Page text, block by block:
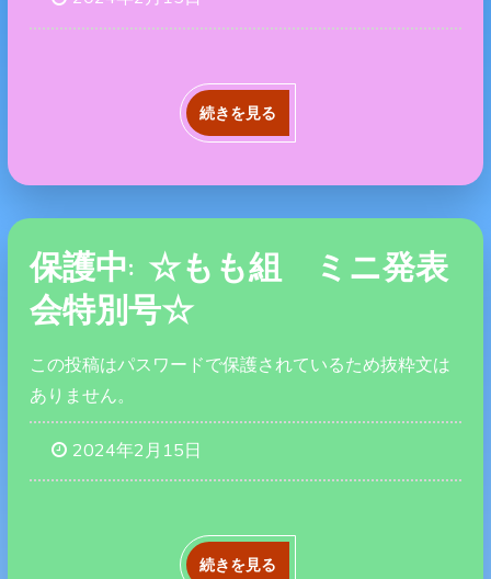
続きを見る
保護中: ☆もも組 ミニ発表
会特別号☆
この投稿はパスワードで保護されているため抜粋文は
ありません。
2024年2月15日
続きを見る